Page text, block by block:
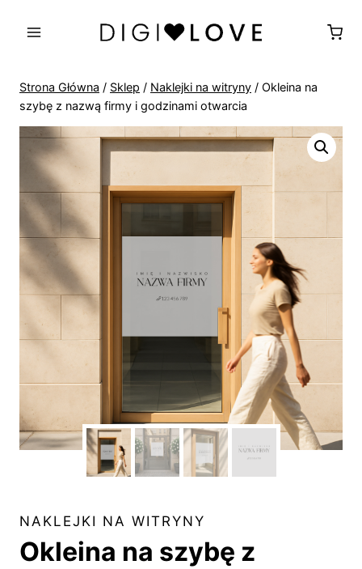
Strona Główna / Sklep / Naklejki na witryny / Okleina na
szybę z nazwą firmy i godzinami otwarcia
NAKLEJKI NA WITRYNY
Okleina na szybę z